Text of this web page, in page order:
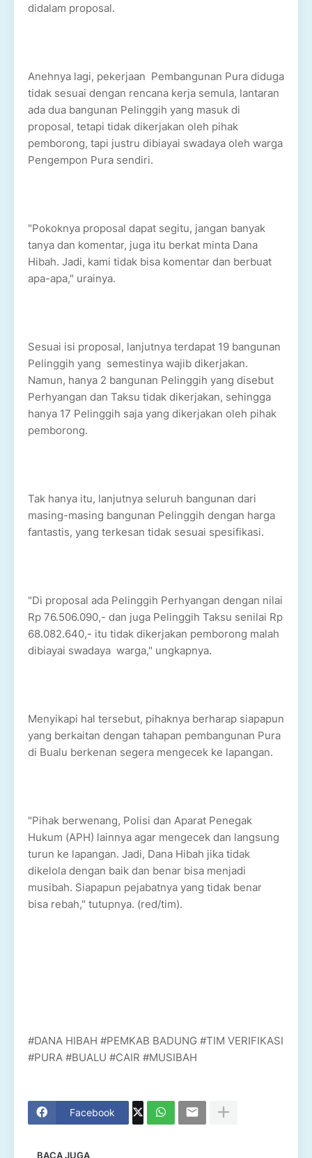
didalam proposal.
Anehnya lagi, pekerjaan Pembangunan Pura diduga
tidak sesuai dengan rencana kerja semula, lantaran
ada dua bangunan Pelinggih yang masuk di
proposal, tetapi tidak dikerjakan oleh pihak
pemborong, tapi justru dibiayai swadaya oleh warga
Pengempon Pura sendiri.
"Pokoknya proposal dapat segitu, jangan banyak
tanya dan komentar, juga itu berkat minta Dana
Hibah. Jadi, kami tidak bisa komentar dan berbuat
apa-apa," urainya.
Sesuai isi proposal, lanjutnya terdapat 19 bangunan
Pelinggih yang semestinya wajib dikerjakan.
Namun, hanya 2 bangunan Pelinggih yang disebut
Perhyangan dan Taksu tidak dikerjakan, sehingga
hanya 17 Pelinggih saja yang dikerjakan oleh pihak
pemborong.
Tak hanya itu, lanjutnya seluruh bangunan dari
masing-masing bangunan Pelinggih dengan harga
fantastis, yang terkesan tidak sesuai spesifikasi.
"Di proposal ada Pelinggih Perhyangan dengan nilai
Rp 76.506.090,- dan juga Pelinggih Taksu senilai Rp
68.082.640,- itu tidak dikerjakan pemborong malah
dibiayai swadaya warga," ungkapnya.
Menyikapi hal tersebut, pihaknya berharap siapapun
yang berkaitan dengan tahapan pembangunan Pura
di Bualu berkenan segera mengecek ke lapangan.
"Pihak berwenang, Polisi dan Aparat Penegak
Hukum (APH) lainnya agar mengecek dan langsung
turun ke lapangan. Jadi, Dana Hibah jika tidak
dikelola dengan baik dan benar bisa menjadi
musibah. Siapapun pejabatnya yang tidak benar
bisa rebah," tutupnya. (red/tim).
#DANA HIBAH #PEMKAB BADUNG #TIM VERIFIKASI
#PURA #BUALU #CAIR #MUSIBAH
Facebook
BACA JUGA